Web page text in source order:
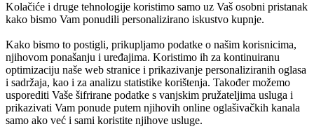
Kolačiće i druge tehnologije koristimo samo uz Vaš osobni pristanak
kako bismo Vam ponudili personalizirano iskustvo kupnje.
Kako bismo to postigli, prikupljamo podatke o našim korisnicima,
njihovom ponašanju i uređajima. Koristimo ih za kontinuiranu
optimizaciju naše web stranice i prikazivanje personaliziranih oglasa
i sadržaja, kao i za analizu statistike korištenja. Također možemo
usporediti Vaše šifrirane podatke s vanjskim pružateljima usluga i
prikazivati Vam ponude putem njihovih online oglašivačkih kanala
samo ako već i sami koristite njihove usluge.